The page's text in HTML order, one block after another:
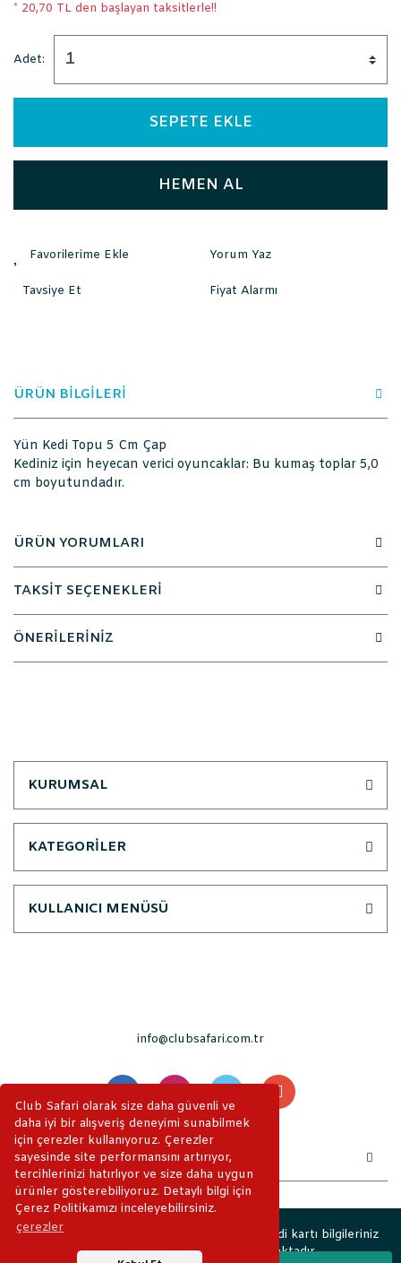
Club Safari olarak size daha güvenli ve
daha iyi bir alışveriş deneyimi sunabilmek
için çerezler kullanıyoruz. Çerezler
sayesinde site performansını artırıyor,
tercihlerinizi hatırlıyor ve size daha uygun
ürünler gösterebiliyoruz. Detaylı bilgi için
Çerez Politikamızı inceleyebilirsiniz.
çerezler
* 20,70 TL den başlayan taksitlerle!!
Adet:
SEPETE EKLE
HEMEN AL
Yorum Yaz
Tavsiye Et Fiyat Alarmı
ÜRÜN BİLGİLERİ
Yün Kedi Topu 5 Cm Çap
Kediniz için heyecan verici oyuncaklar: Bu kumaş toplar 5,0
cm boyutundadır.
ÜRÜN YORUMLARI
TAKSİT SEÇENEKLERİ
ÖNERİLERİNİZ
KURUMSAL
KATEGORİLER
KULLANICI MENÜSÜ
info@clubsafari.com.tr
2019 © ClubSafari. Tüm Hakları Saklıdır. Kredi kartı bilgileriniz
256bit SSL sertifikası ile korunmaktadır.